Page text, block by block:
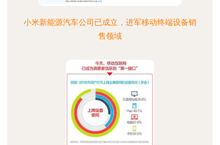
小米新能源汽车公司已成立，进军移动终端设备销
售领域